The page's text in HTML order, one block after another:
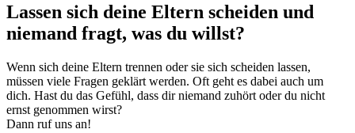
Lassen sich deine Eltern scheiden und
niemand fragt, was du willst?
Wenn sich deine Eltern trennen oder sie sich scheiden lassen,
müssen viele Fragen geklärt werden. Oft geht es dabei auch um
dich. Hast du das Gefühl, dass dir niemand zuhört oder du nicht
ernst genommen wirst?
Dann ruf uns an!